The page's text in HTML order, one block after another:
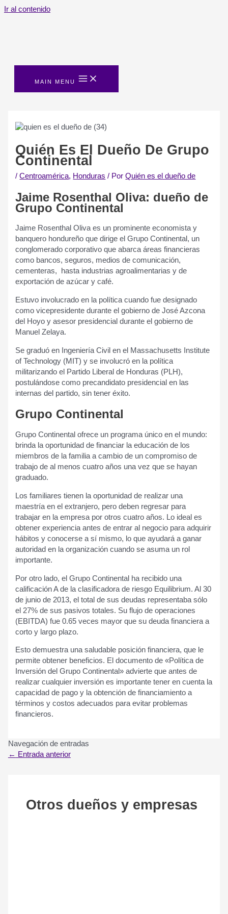
Ir al contenido
MAIN MENU
Quién Es El Dueño De Grupo
Continental
/Centroamérica, Honduras / PorQuién es el dueño de
Jaime Rosenthal Oliva: dueño de
Grupo Continental
Jaime Rosenthal Oliva es un prominente economista y
banquero hondureño que dirige el Grupo Continental, un
conglomerado corporativo que abarca áreas financieras
como bancos, seguros, medios de comunicación,
cementeras, hasta industrias agroalimentarias y de
exportación de azúcar y café.
Estuvo involucrado en la política cuando fue designado
como vicepresidente durante el gobierno de José Azcona
del Hoyo y asesor presidencial durante el gobierno de
Manuel Zelaya.
Se graduó en Ingeniería Civil en el Massachusetts Institute
of Technology (MIT) y se involucró en la política
militarizando el Partido Liberal de Honduras (PLH),
postulándose como precandidato presidencial en las
internas del partido, sin tener éxito.
Grupo Continental
Grupo Continental ofrece un programa único en el mundo:
brinda la oportunidad de financiar la educación de los
miembros de la familia a cambio de un compromiso de
trabajo de al menos cuatro años una vez que se hayan
graduado.
Los familiares tienen la oportunidad de realizar una
maestría en el extranjero, pero deben regresar para
trabajar en la empresa por otros cuatro años. Lo ideal es
obtener experiencia antes de entrar al negocio para adquirir
hábitos y conocerse a sí mismo, lo que ayudará a ganar
autoridad en la organización cuando se asuma un rol
importante.
Por otro lado, el Grupo Continental ha recibido una
calificación A de la clasificadora de riesgo Equilibrium. Al 30
de junio de 2013, el total de sus deudas representaba sólo
el 27% de sus pasivos totales. Su flujo de operaciones
(EBITDA) fue 0.65 veces mayor que su deuda financiera a
corto y largo plazo.
Esto demuestra una saludable posición financiera, que le
permite obtener beneficios. El documento de «Política de
Inversión del Grupo Continental» advierte que antes de
realizar cualquier inversión es importante tener en cuenta la
capacidad de pago y la obtención de financiamiento a
términos y costos adecuados para evitar problemas
financieros.
Navegación de entradas
← Entrada anterior
Otros dueños y empresas